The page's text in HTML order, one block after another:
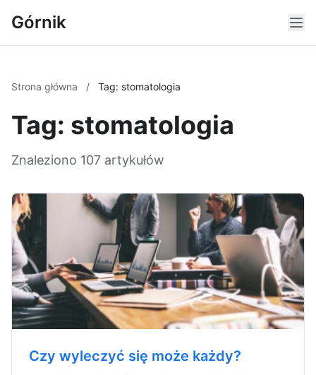
Górnik
Strona główna / Tag: stomatologia
Tag: stomatologia
Znaleziono 107 artykułów
Czy wyleczyć się może każdy?